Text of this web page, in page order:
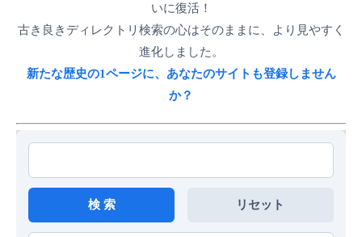
いに復活！
古き良きディレクトリ検索の心はそのままに、より見やすく
進化しました。
新たな歴史の1ページに、あなたのサイトも登録しません
か？